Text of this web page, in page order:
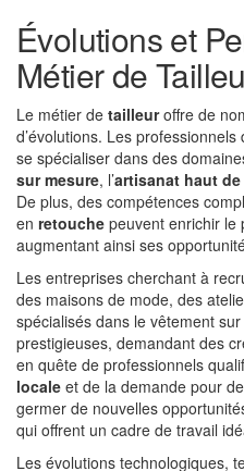
Évolutions et
Métier de
Le métier de tailleuroffre de
d’évolutions. Les
se spécialiser dans des
sur mesure, l’artisanat haut de
De plus, des compétences
en retouche peuvent enrichir le
augmentant ainsi ses
Les entreprises cherchant à
des maisons de mode, des
spécialisés dans le vêtement
prestigieuses, demandant des
en quête de professionnels
locale et de la demande pour
germer de nouvelles
qui offrent un cadre de travail
Les évolutions technologiques,